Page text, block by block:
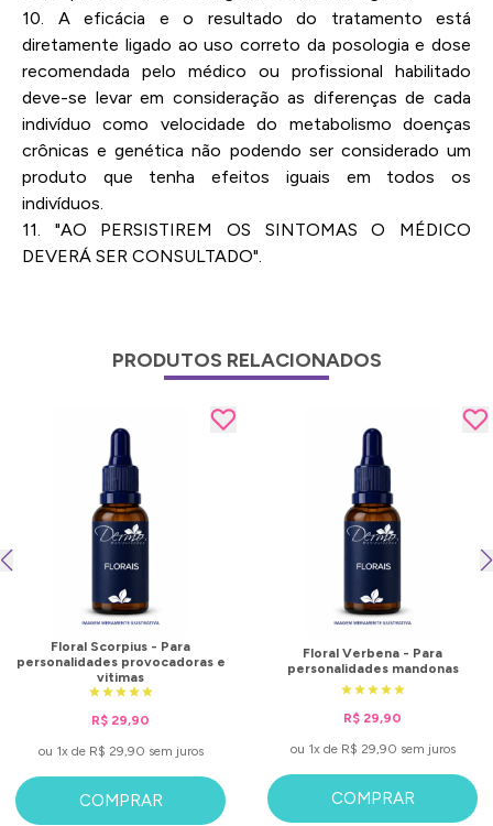
10. A eficácia e o resultado do tratamento está
diretamente ligado ao uso correto da posologia e dose
recomendada pelo médico ou profissional habilitado
deve-se levar em consideração as diferenças de cada
indivíduo como velocidade do metabolismo doenças
crônicas e genética não podendo ser considerado um
produto que tenha efeitos iguais em todos os
indivíduos.
11. "AO PERSISTIREM OS SINTOMAS O MÉDICO
DEVERÁ SER CONSULTADO".
PRODUTOS RELACIONADOS
Floral Scorpius - Para
personalidades provocadoras e
vitimas
R$ 29,90
ou 1x de R$ 29,90 sem juros
COMPRAR
Floral Verbena - Para
personalidades mandonas
R$ 29,90
ou 1x de R$ 29,90 sem juros
COMPRAR